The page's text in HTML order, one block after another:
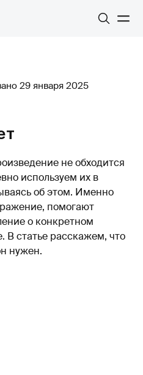
29 января 2025
не обходится
используем их в
об этом. Именно
помогают
о конкретном
В статье расскажем, что
нужен.